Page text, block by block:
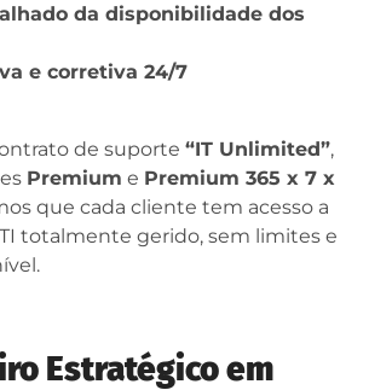
da disponibilidade dos
e corretiva 24/7
de suporte “IT Unlimited”,
Premium e Premium 365 x 7 x
que cada cliente tem acesso a
totalmente gerido, sem limites e
Estratégico em